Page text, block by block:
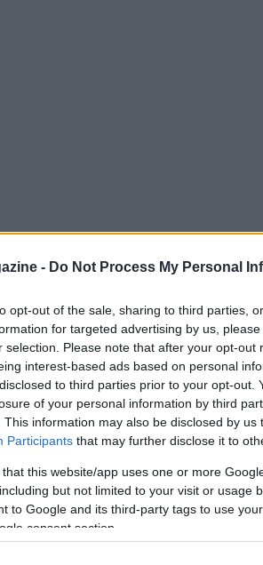
- Do Not Process My Personal
opt-out of the sale, sharing to third parties,
for targeted advertising by us,
selection. Please note that after your opt-out
interest-based ads based on personal
to third parties prior to your opt-out.
of your personal information by third
This information may also be disclosed by us
Participants that may further disclose it to
that this website/app uses one or more
but not limited to your visit or usage
to Google and its third-party tags to use
consent section.
affrontare in vista del
di un calciatore capace
si era già manifestata prima
lui uno dei pochi dribblatori
la necessità è diventata
prevedeva di avere due
squadra che aspiri a
si è trovato privo di